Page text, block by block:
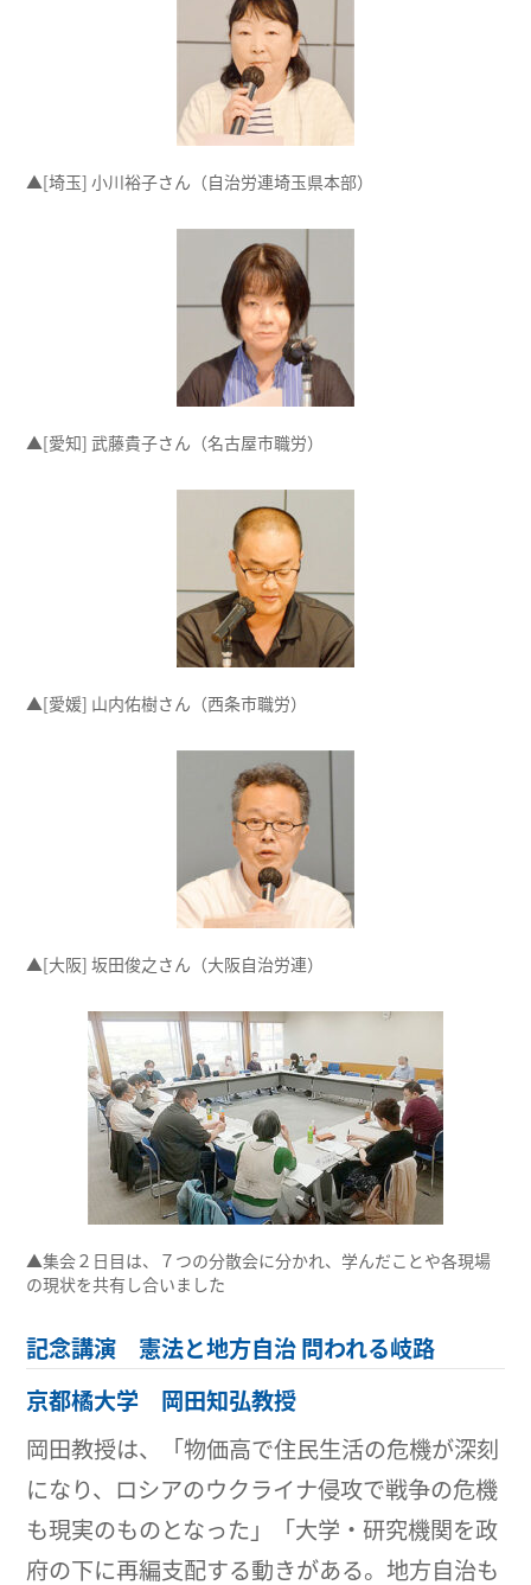
▲[埼玉] 小川裕子さん（自治労連埼玉県本部）
▲[愛知] 武藤貴子さん（名古屋市職労）
▲[愛媛] 山内佑樹さん（西条市職労）
▲[大阪] 坂田俊之さん（大阪自治労連）
▲集会２日目は、７つの分散会に分かれ、学んだことや各現場
の現状を共有し合いました
記念講演 憲法と地方自治 問われる岐路
京都橘大学 岡田知弘教授
岡田教授は、「物価高で住民生活の危機が深刻
になり、ロシアのウクライナ侵攻で戦争の危機
も現実のものとなった」「大学・研究機関を政
府の下に再編支配する動きがある。地方自治も